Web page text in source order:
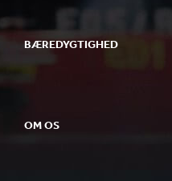
BÆREDYGTIGHED
OM OS